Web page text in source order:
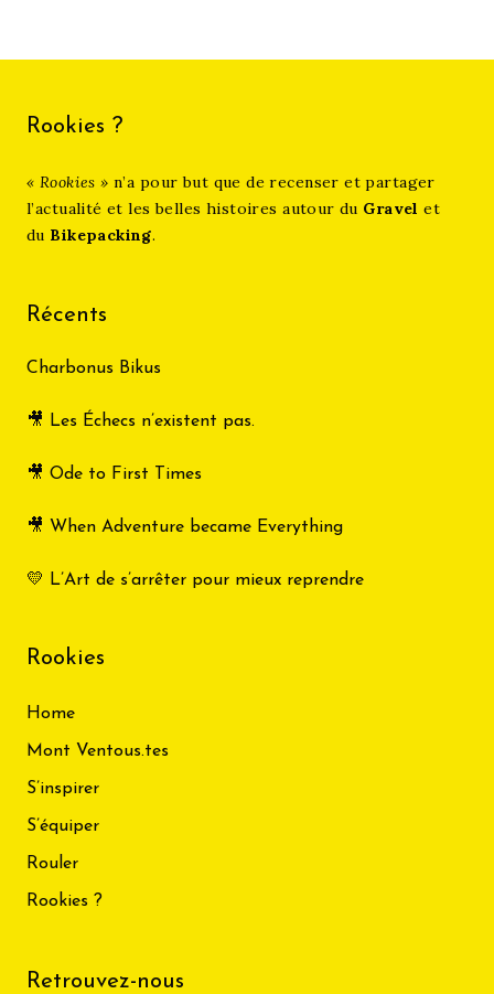
Rookies ?
« Rookies »n’a pour but que de recenser et partager
l’actualité et les belles histoires autour du Gravel et
du Bikepacking.
Récents
Charbonus Bikus
🎥 Les Échecs n’existent pas.
🎥 Ode to First Times
🎥 When Adventure became Everything
💛 L’Art de s’arrêter pour mieux reprendre
Rookies
Home
Mont Ventous.tes
S’inspirer
S’équiper
Rouler
Rookies ?
Retrouvez-nous